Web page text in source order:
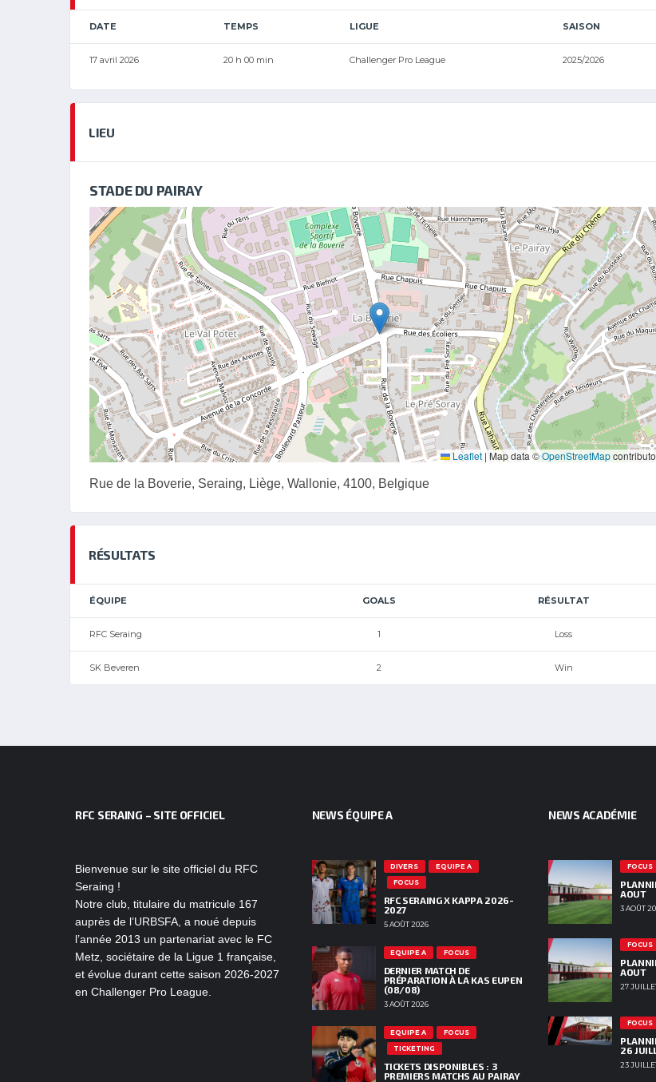
DATE TEMPS LIGUE SAISON
17 avril 2026 20 h 00 min Challenger Pro League 2025/2026
LIEU
STADE DU PAIRAY
Leaflet | Map data ©OpenStreetMap
Rue de la Boverie, Seraing, Liège, Wallonie, 4100, Belgique
RÉSULTATS
ÉQUIPE GOALS RÉSULTAT
RFC Seraing 1 Loss
SK Beveren 2 Win
RFC SERAING – SITE OFFICIEL
Bienvenue sur le site officiel du RFC
Seraing !
Notre club, titulaire du matricule 167
auprès de l’URBSFA, a noué depuis
l’année 2013 un partenariat avec le FC
Metz, sociétaire de la Ligue 1 française,
et évolue durant cette saison 2026-2027
en Challenger Pro League.
NEWS ÉQUIPE A
DIVERS
EQUIPE A
FOCUS
RFC SERAING X KAPPA 2026-
2027
5 AOÛT 2026
EQUIPE A FOCUS
DERNIER MATCH DE
PRÉPARATION À LA KAS EUPEN
(08/08)
3 AOÛT 2026
EQUIPE A
FOCUS
TICKETING
TICKETS DISPONIBLES : 3
PREMIERS MATCHS AU PAIRAY
NEWS ACADÉMIE
FOCUS
AOUT
3 AOÛT
FOCUS
AOUT
27
FOCUS
26
23